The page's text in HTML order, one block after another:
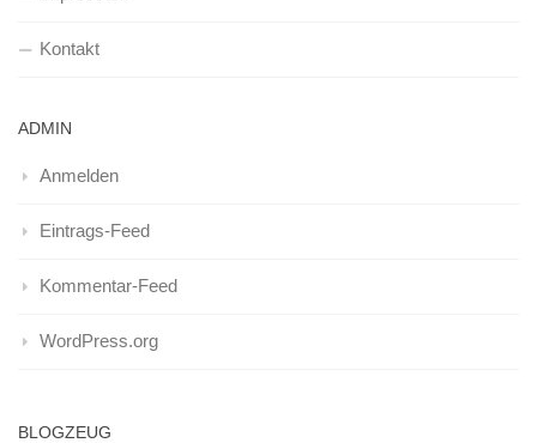
Kontakt
ADMIN
Anmelden
Eintrags-Feed
Kommentar-Feed
WordPress.org
BLOGZEUG